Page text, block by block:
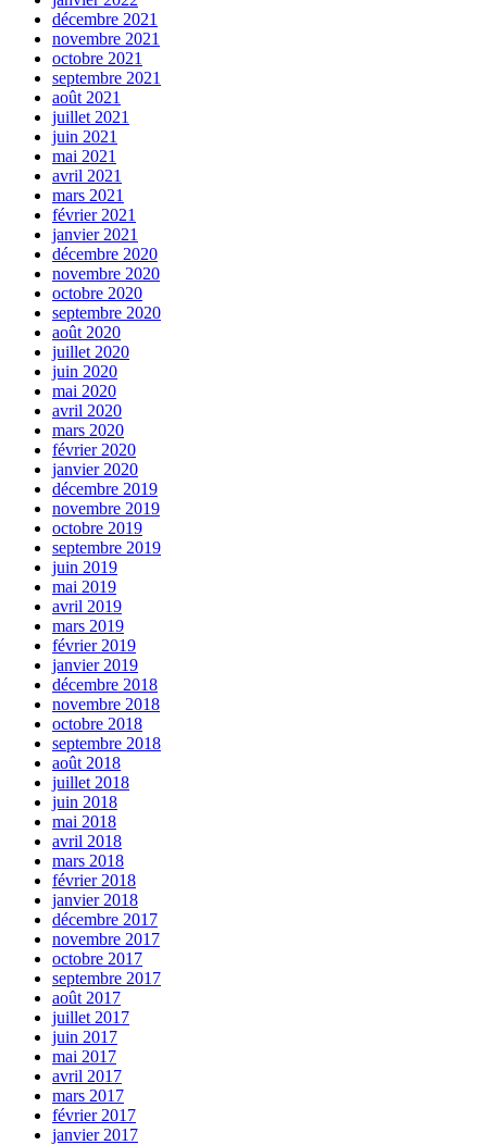
décembre 2021
novembre 2021
octobre 2021
septembre 2021
août 2021
juillet 2021
juin 2021
mai 2021
avril 2021
mars 2021
février 2021
janvier 2021
décembre 2020
novembre 2020
octobre 2020
septembre 2020
août 2020
juillet 2020
juin 2020
mai 2020
avril 2020
mars 2020
février 2020
janvier 2020
décembre 2019
novembre 2019
octobre 2019
septembre 2019
juin 2019
mai 2019
avril 2019
mars 2019
février 2019
janvier 2019
décembre 2018
novembre 2018
octobre 2018
septembre 2018
août 2018
juillet 2018
juin 2018
mai 2018
avril 2018
mars 2018
février 2018
janvier 2018
décembre 2017
novembre 2017
octobre 2017
septembre 2017
août 2017
juillet 2017
juin 2017
mai 2017
avril 2017
mars 2017
février 2017
janvier 2017